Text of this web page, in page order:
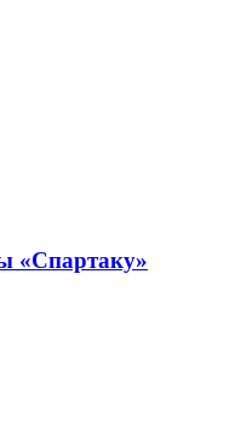
«Спартаку»